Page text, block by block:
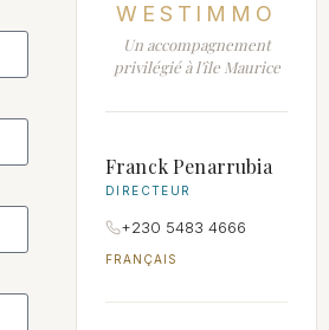
WESTIMMO
Un accompagnement
privilégié à l'île Maurice
Franck Penarrubia
DIRECTEUR
+230 5483 4666
FRANÇAIS